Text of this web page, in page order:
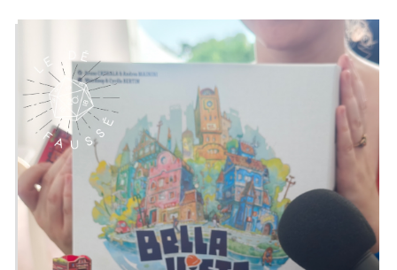
Pour environ 60 minutes
Description : Cthulhu : Death May Die est
un jeu de plateau coopératif au rythme
endiablé pouvant réunir 1 à 5
participants. Pour vaincre les horreurs
surnaturelles venues de par-delà le
temps et l'espace, vous devrez oeuvrer
de concert et accepter de sombrer dans
la folie.
Plongez dans les mystères de six
histoires différentes. Résolvez-les en
utilisant à la fois les compétences et les
névroses de vos investigateurs.